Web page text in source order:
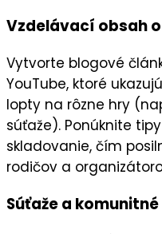
Vzdelávací obsah
Vytvorte blogové
YouTube, ktoré
lopty na rôzne hry
súťaže). Ponúknite
skladovanie, čím
rodičov a
Súťaže a